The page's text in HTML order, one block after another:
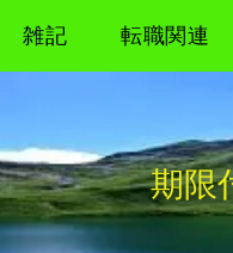
期限
雑記 転職関連